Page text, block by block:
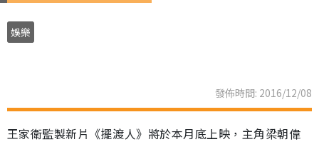
娛樂
發佈時間: 2016/12/08
王家衛監製新片《擺渡人》將於本月底上映，主角梁朝偉